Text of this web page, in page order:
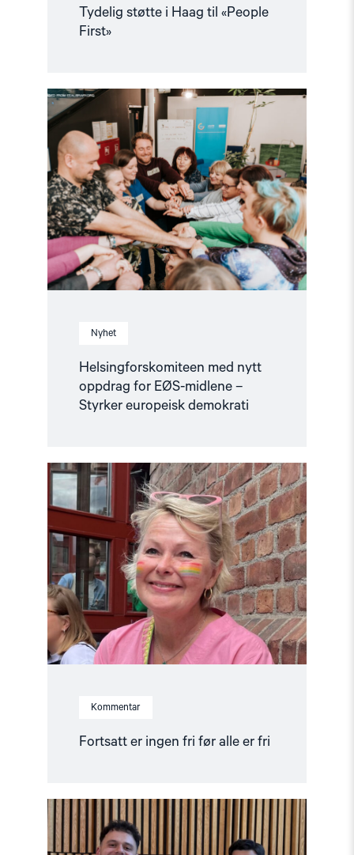
Tydelig støtte i Haag til «People
First»
Nyhet
Helsingforskomiteen med nytt
oppdrag for EØS-midlene –
Styrker europeisk demokrati
Read
article
"Helsingforskomiteen
med
nytt
oppdrag
for
EØS-
midlene
–
Styrker
europeisk
demokrati"
Kommentar
Fortsatt er ingen fri før alle er fri
Read
article
"Fortsatt
er
ingen
fri
før
alle
er
fri"
Read
article
"Ünikuir
tildelt